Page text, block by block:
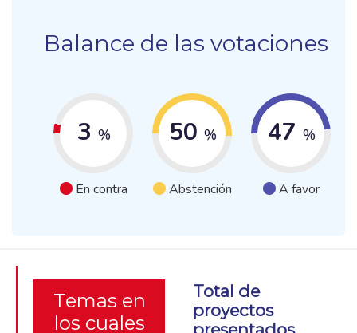
Balance de las votaciones
3 %
En contra
50 %
Abstención
47 %
A favor
Temas en
los cuales
Total de
proyectos